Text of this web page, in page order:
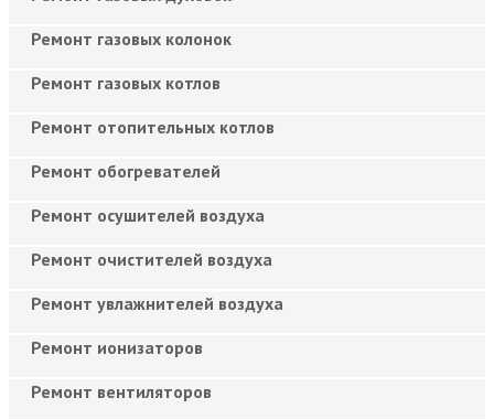
Ремонт газовых колонок
Ремонт газовых котлов
Ремонт отопительных котлов
Ремонт обогревателей
Ремонт осушителей воздуха
Ремонт очистителей воздуха
Ремонт увлажнителей воздуха
Ремонт ионизаторов
Ремонт вентиляторов